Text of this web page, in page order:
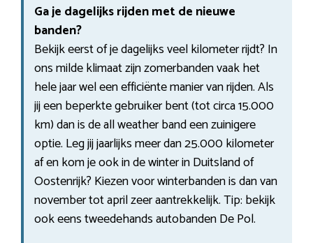
Ga je dagelijks rijden met de nieuwe
banden?
Bekijk eerst of je dagelijks veel kilometer rijdt? In
ons milde klimaat zijn zomerbanden vaak het
hele jaar wel een efficiënte manier van rijden. Als
jij een beperkte gebruiker bent (tot circa 15.000
km) dan is de all weather band een zuinigere
optie. Leg jij jaarlijks meer dan 25.000 kilometer
af en kom je ook in de winter in Duitsland of
Oostenrijk? Kiezen voor winterbanden is dan van
november tot april zeer aantrekkelijk. Tip: bekijk
ook eens tweedehands autobanden De Pol.